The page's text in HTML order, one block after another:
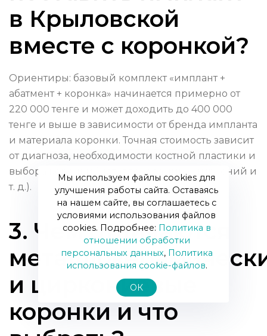
в Крыловской
вместе с коронкой?
Ориентиры: базовый комплект «имплант +
абатмент + коронка» начинается примерно от
220 000 тенге и может доходить до 400 000
тенге и выше в зависимости от бренда импланта
и материала коронки. Точная стоимость зависит
от диагноза, необходимости костной пластики и
выбора коронки (металлокерамика, цирконий и
т. д.).
3. Чем отличаются
и циркониевые
коронки и что
Мы используем файлы cookies для
улучшения работы сайта. Оставаясь
на нашем сайте, вы соглашаетесь с
условиями использования файлов
cookies. Подробнее: Политика в
отношении обработки
персональных данных, Политика
использования сookie-файлов.
ОК